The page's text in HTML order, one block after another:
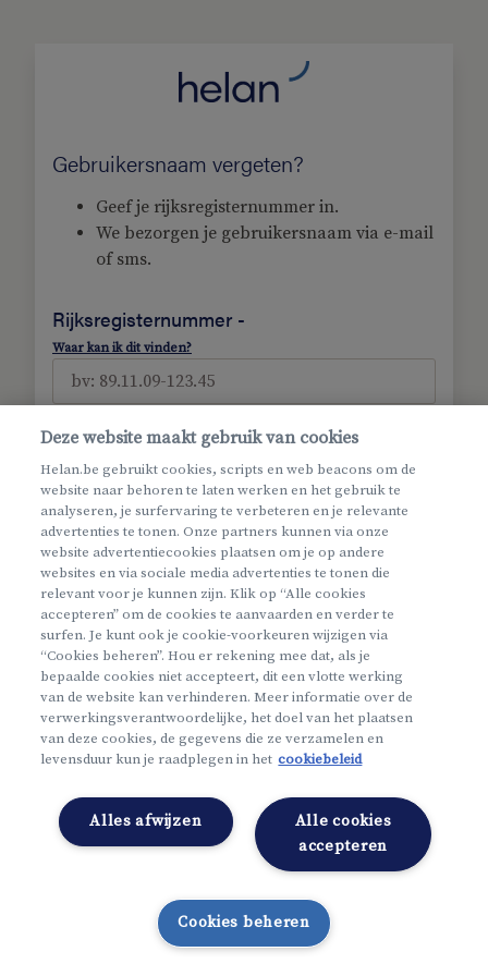
Gebruikersnaam vergeten?
Geef je rijksregisternummer in.
We bezorgen je gebruikersnaam via e-mail
of sms.
Rijksregisternummer -
Waar kan ik dit vinden?
Wachtwoord vergeten
Gebruikersnaam en wachtwoord vergeten
Nederlands
Deze website maakt gebruik van cookies
Helan.be gebruikt cookies, scripts en web beacons om de
website naar behoren te laten werken en het gebruik te
analyseren, je surfervaring te verbeteren en je relevante
advertenties te tonen. Onze partners kunnen via onze
website advertentiecookies plaatsen om je op andere
websites en via sociale media advertenties te tonen die
relevant voor je kunnen zijn. Klik op “Alle cookies
accepteren” om de cookies te aanvaarden en verder te
surfen. Je kunt ook je cookie-voorkeuren wijzigen via
“Cookies beheren”. Hou er rekening mee dat, als je
bepaalde cookies niet accepteert, dit een vlotte werking
van de website kan verhinderen. Meer informatie over de
verwerkingsverantwoordelijke, het doel van het plaatsen
van deze cookies, de gegevens die ze verzamelen en
levensduur kun je raadplegen in het cookiebeleid
Alle cookies
accepteren
Alles afwijzen
Cookies beheren